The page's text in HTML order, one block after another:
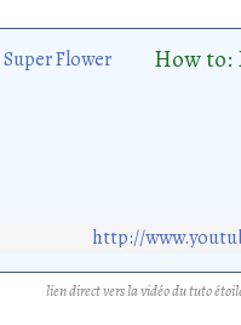
http://
lien direct vers la vidéo du tuto